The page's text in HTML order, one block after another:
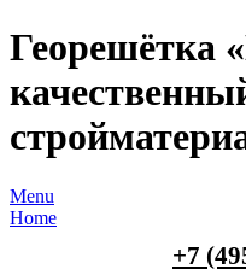
Георешётка
Menu
Home
+7